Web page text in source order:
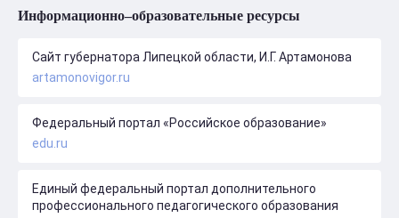
Информационно–образовательные ресурсы
Сайт губернатора Липецкой области, И.Г. Артамонова
artamonovigor.ru
Федеральный портал «Российское образование»
edu.ru
Единый федеральный портал дополнительного
профессионального педагогического образования